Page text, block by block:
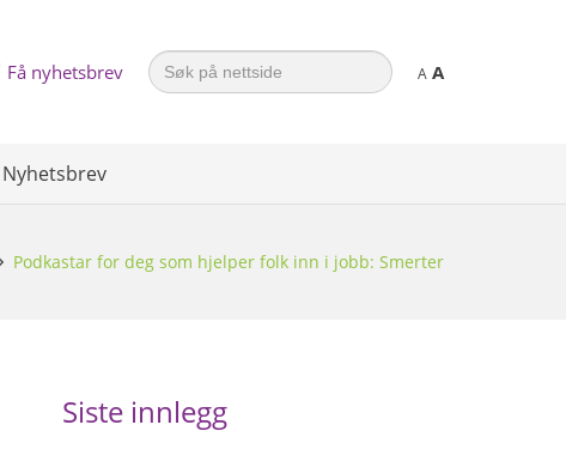
Få nyhetsbrev
Search
for: A A
Nyhetsbrev
Podkastar for deg som hjelper folk inn i jobb: Smerter
Siste innlegg